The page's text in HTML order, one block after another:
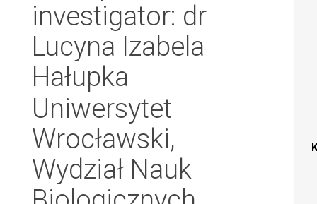
investigator: dr
Lucyna Izabela
Hałupka
Uniwersytet
Wrocławski,
Wydział Nauk